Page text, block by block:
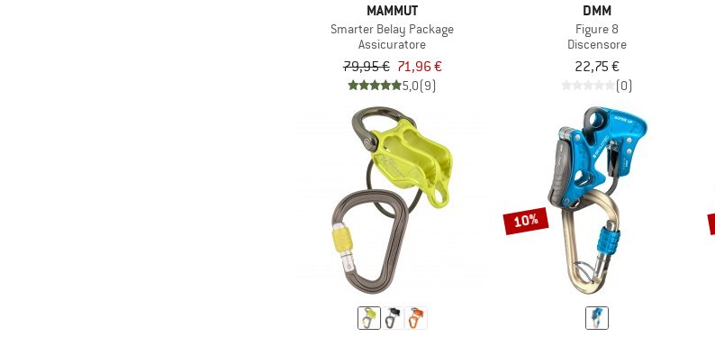
MAMMUT
Smarter Belay Package
Assicuratore
79,95 € 71,96 €
5,0(9)
DMM
Figure 8
Discensore
22,75 €
(0)
10%